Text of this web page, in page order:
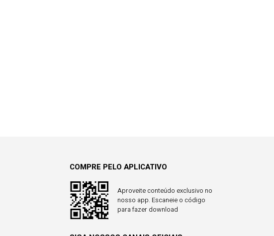
COMPRE PELO APLICATIVO
Aproveite conteúdo exclusivo no
nosso app. Escaneie o código
para fazer download